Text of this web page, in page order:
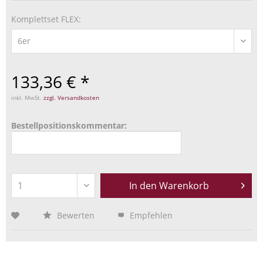
Komplettset FLEX:
133,36 € *
inkl. MwSt. zzgl. Versandkosten
Bestellpositionskommentar:
In den Warenkorb
Bewerten Empfehlen